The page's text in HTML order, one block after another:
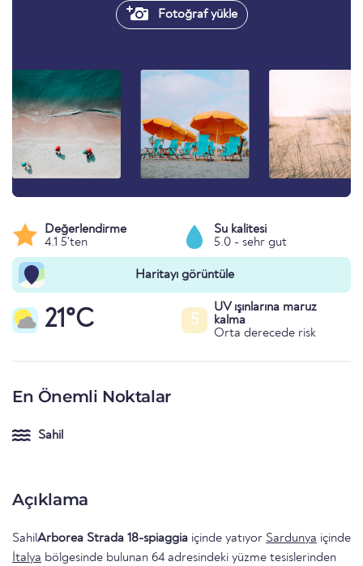
Fotoğraf yükle
Değerlendirme
4.1 5'ten
Su kalitesi
5.0 - sehr gut
Haritayı görüntüle
21°C 5
UV ışınlarına maruz
kalma
Orta derecede risk
En Önemli Noktalar
Sahil
Açıklama
SahilArborea Strada 18-spiaggia içinde yatıyor Sardunya içinde
İtalya bölgesinde bulunan 64 adresindeki yüzme tesislerinden